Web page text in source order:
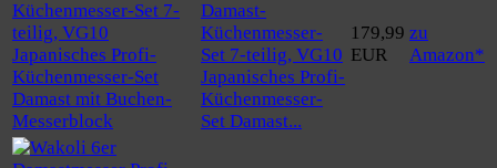
Damast-
Küchenmesser-
Set 7-teilig, VG10
Japanisches Profi-
Küchenmesser-
Set Damast...
179,99
EUR
zu
Amazon*